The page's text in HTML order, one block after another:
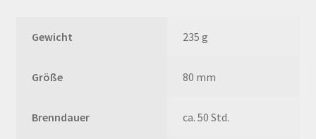
Gewicht 235 g
Größe 80 mm
Brenndauer ca. 50 Std.